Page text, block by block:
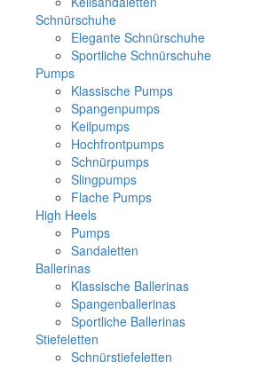
Schnürschuhe
Elegante Schnürschuhe
Sportliche Schnürschuhe
Pumps
Klassische Pumps
Spangenpumps
Keilpumps
Hochfrontpumps
Schnürpumps
Slingpumps
Flache Pumps
High Heels
Pumps
Sandaletten
Ballerinas
Klassische Ballerinas
Spangenballerinas
Sportliche Ballerinas
Stiefeletten
Schnürstiefeletten